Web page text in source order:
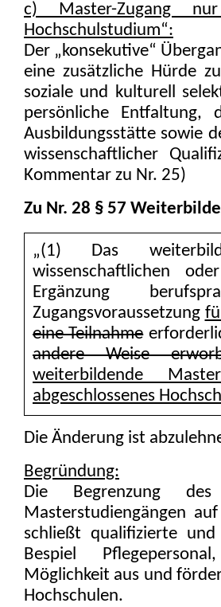
c) Master-Zugang
Hochschulstudium“:
Der „konsekutive“
eine zusätzliche Hürde
soziale und kulturell
persönliche
Ausbildungsstätte sowie
wissenschaftlicher
Kommentar zu Nr. 25)
Zu Nr. 28 § 57
„(1) Das
wissenschaftlichen
Ergänzung
Zugangsvoraussetzung
eine Teilnahme
andere Weise
weiterbildende
abgeschlossenes
Die Änderung ist
Begründung:
Die Begrenzung
Masterstudiengängen
schließt qualifizierte
Bespiel
Möglichkeit aus und
Hochschulen.